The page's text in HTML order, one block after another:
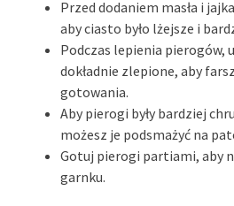
Przed dodaniem masła i
aby ciasto było lżejsze i
Podczas lepienia pierogów,
dokładnie zlepione, aby
gotowania.
Aby pierogi były bardziej
możesz je podsmażyć na
Gotuj pierogi partiami, aby
garnku.